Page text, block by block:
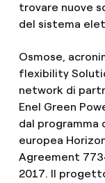
trovare nuove
del sistema
Osmose,
flexibility
network di
Enel Green
dal programma
europea
Agreement
2017. Il